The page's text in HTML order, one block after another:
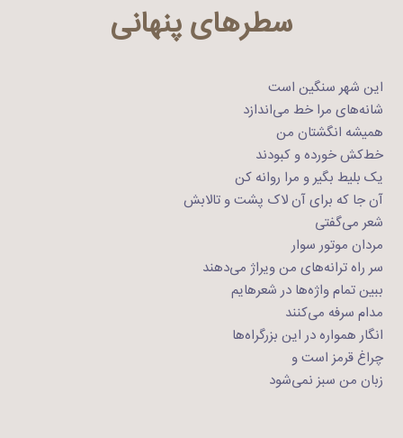
سطرهای پنهانی
این شهر سنگین است
شانه‌های مرا خط می‌اندازد
همیشه انگشتان من
خط‌‌کش خورده و کبودند
یک بلیط بگیر و مرا روانه کن
آن جا که برای آن لاک پشت و تالابش
شعر می‌گفتی
مردان موتور سوار
سر راه ترانه‌های من ویراژ می‌دهند
ببین تمام واژه‌ها در شعرهایم
مدام سرفه می‌کنند
انگار همواره در این بزرگراه‌ها
چراغ قرمز است و
زبان من سبز نمی‌شود